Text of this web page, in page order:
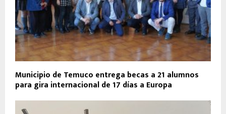
Municipio de Temuco entrega becas a 21 alumnos
para gira internacional de 17 días a Europa